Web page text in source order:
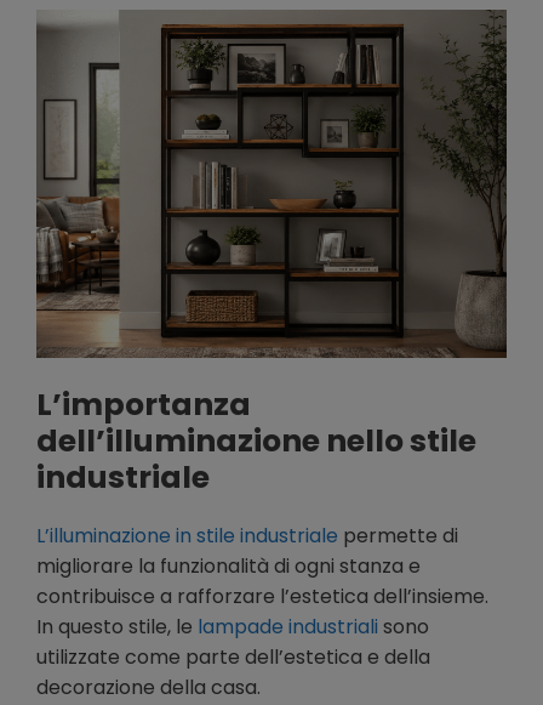
L’importanza
dell’illuminazione nello stile
industriale
L’illuminazione in stile industriale permette di
migliorare la funzionalità di ogni stanza e
contribuisce a rafforzare l’estetica dell’insieme.
In questo stile, le lampade industriali sono
utilizzate come parte dell’estetica e della
decorazione della casa.